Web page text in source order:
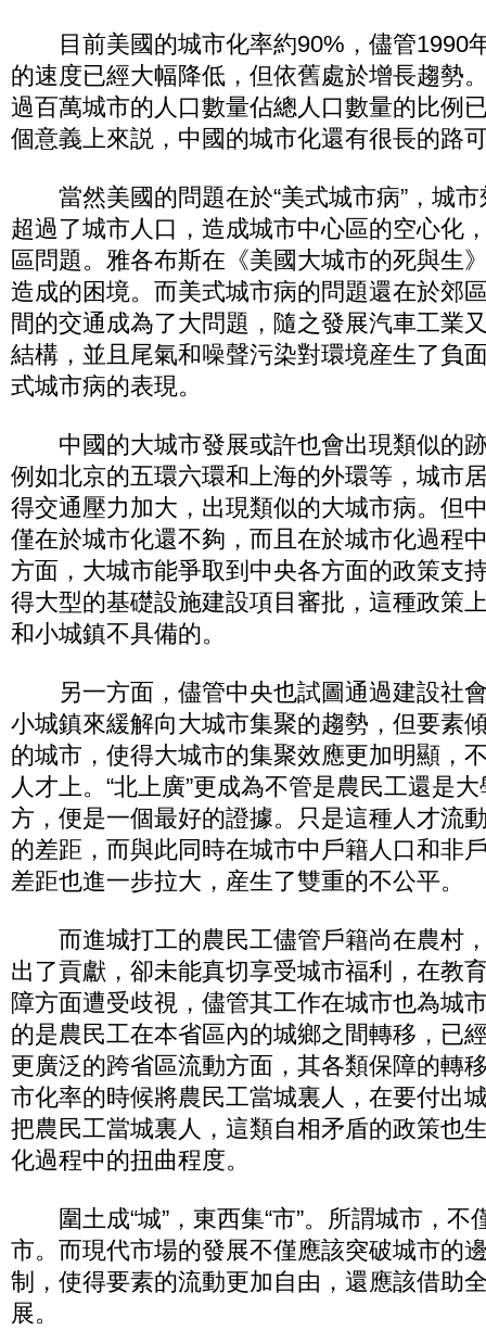
目前美國的城市化率約90%，儘管1990
的速度已經大幅降低，但依舊處於增長趨勢
過百萬城市的人口數量佔總人口數量的比例
個意義上來説，中國的城市化還有很長的路
當然美國的問題在於“美式城市病”，城市
超過了城市人口，造成城市中心區的空心化
區問題。雅各布斯在《美國大城市的死與生
造成的困境。而美式城市病的問題還在於郊
間的交通成為了大問題，隨之發展汽車工業
結構，並且尾氣和噪聲污染對環境産生了負
式城市病的表現。
中國的大城市發展或許也會出現類似的
例如北京的五環六環和上海的外環等，城市
得交通壓力加大，出現類似的大城市病。但
僅在於城市化還不夠，而且在於城市化過程
方面，大城市能爭取到中央各方面的政策支
得大型的基礎設施建設項目審批，這種政策
和小城鎮不具備的。
另一方面，儘管中央也試圖通過建設社
小城鎮來緩解向大城市集聚的趨勢，但要素
的城市，使得大城市的集聚效應更加明顯，
人才上。“北上廣”更成為不管是農民工還是
方，便是一個最好的證據。只是這種人才流
的差距，而與此同時在城市中戶籍人口和非
差距也進一步拉大，産生了雙重的不公平。
而進城打工的農民工儘管戶籍尚在農村，
出了貢獻，卻未能真切享受城市福利，在教
障方面遭受歧視，儘管其工作在城市也為城
的是農民工在本省區內的城鄉之間轉移，已
更廣泛的跨省區流動方面，其各類保障的轉
市化率的時候將農民工當城裏人，在要付出
把農民工當城裏人，這類自相矛盾的政策也
化過程中的扭曲程度。
圍土成“城”，東西集“市”。所謂城市，不
市。而現代市場的發展不僅應該突破城市的
制，使得要素的流動更加自由，還應該借助
展。